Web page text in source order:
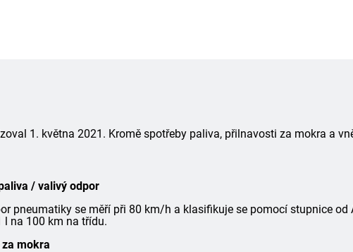
1. května 2021. Kromě spotřeby paliva, přilnavosti za mokra a
/ valivý odpor
pneumatiky se měří při 80 km/h a klasifikuje se pomocí stupnice od
l na 100 km na třídu.
mokra